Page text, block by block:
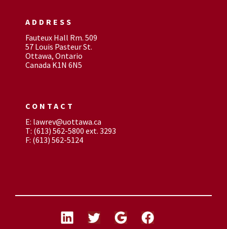
ADDRESS
Fauteux Hall Rm. 509
57 Louis Pasteur St.
Ottawa, Ontario
Canada K1N 6N5
CONTACT
E: lawrev@uottawa.ca
T: (613) 562-5800 ext. 3293
F: (613) 562-5124